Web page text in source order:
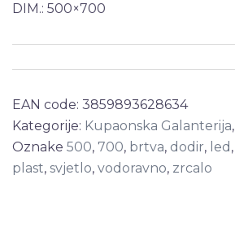
DIM.: 500×700
EAN code: 3859893628634
Kategorije: Kupaonska Galanterija,
Oznake 500, 700, brtva, dodir, led ,
plast, svjetlo, vodoravno, zrcalo